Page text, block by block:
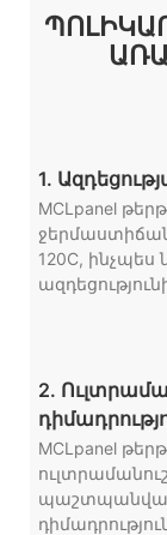
1.
MCLpanel
120C,
2.
MCLpanel